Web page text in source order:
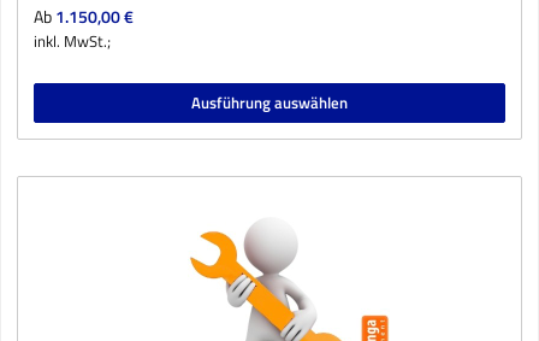
Regulärer Preis:
Ab1.150,00 €
inkl. MwSt.;
Ausführung auswählen